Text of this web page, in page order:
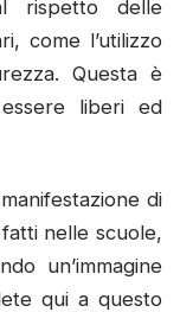
rispetto delle
come l’utilizzo
Questa è
liberi ed
di
nelle scuole,
un’immagine
qui a questo